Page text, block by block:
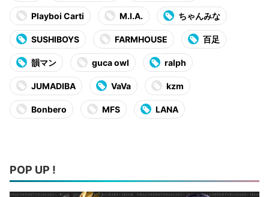
Playboi Carti M.I.A. ちゃんみな
SUSHIBOYS FARMHOUSE 百足
韻マン guca owl ralph
JUMADIBA VaVa kzm
Bonbero MFS LANA
POP UP !